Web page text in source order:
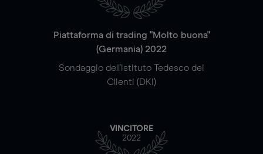
Piattaforma di trading "Molto buona"
(Germania) 2022
Sondaggio dell'Istituto Tedesco dei
Clienti (DKI)
VINCITORE
2022